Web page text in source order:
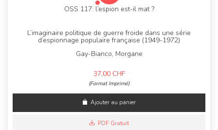
OSS 117: l’espion est-il mat ?
L’imaginaire politique de guerre froide dans une série
d’espionnage populaire française (1949-1972)
Gay-Bianco, Morgane
37,00 CHF
(Format Imprimé)
Ajouter au panier
PDF Gratuit